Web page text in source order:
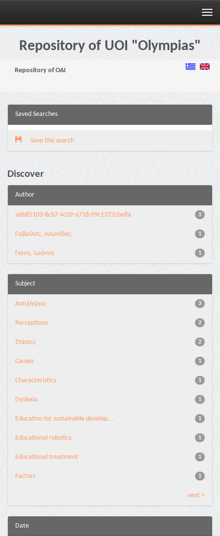
Skip
navigationRepository of UOI "Olympias"
Repository of OAI
Saved Searches
Save this search
Discover
Author
1
a6b85103-8cb7-4c09-a718-09c1372cbe8a
1
Γαβρίλας, Λεωνίδας
1
Γκίνη, Ιωάννα
Subject
3
Αντιλήψεις
2
Perceptions
2
Στάσεις
1
Causes
1
Characteristics
1
Dyslexia
1
Education for sustainable develop...
1
Educational robotics
1
Educational treatment
1
Factors
next >
Date